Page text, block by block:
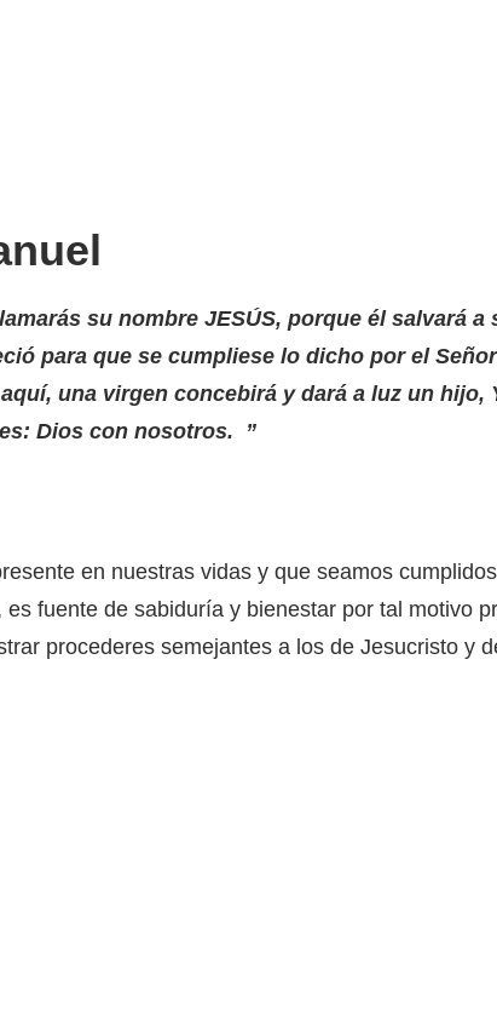
su nombre JESÚS, porque él salvará a
para que se cumpliese lo dicho por el
una virgen concebirá y dará a luz un hijo,
Dios con nosotros. ”
en nuestras vidas y que seamos
fuente de sabiduría y bienestar por tal motivo
procederes semejantes a los de Jesucristo y